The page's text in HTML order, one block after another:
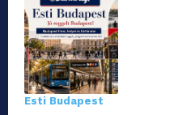
Esti Budapest